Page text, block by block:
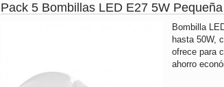
Pack 5 Bombillas LED E27 5W Pequeña
Bombilla
hasta 50W,
ofrece para
ahorro